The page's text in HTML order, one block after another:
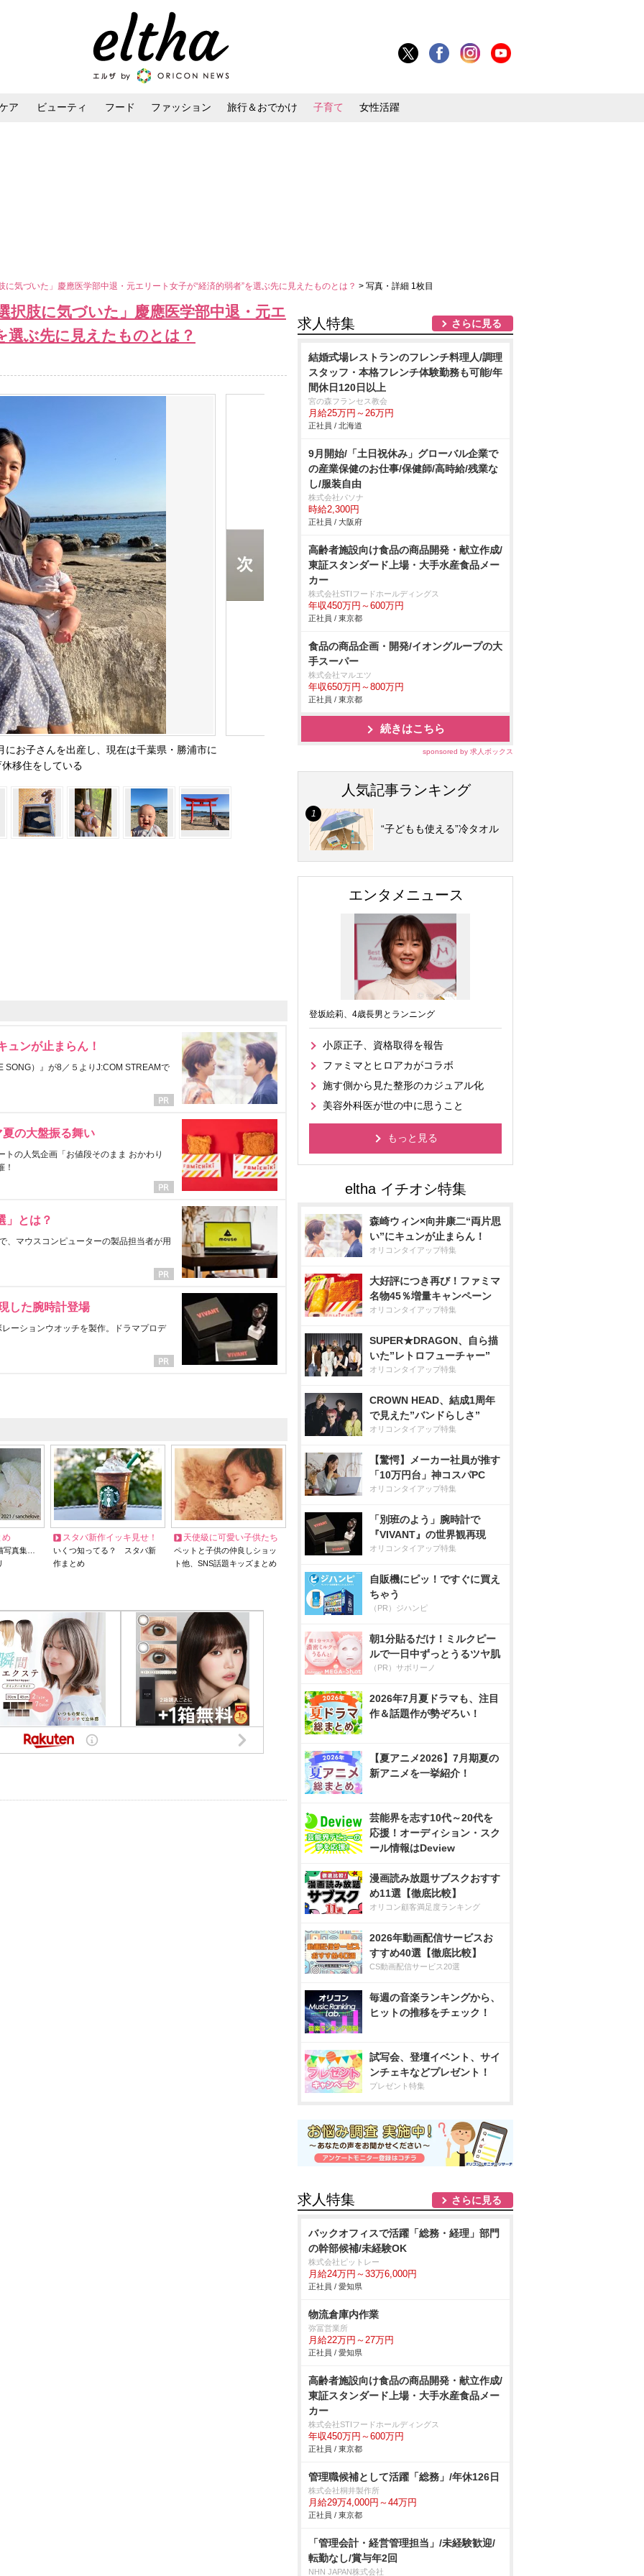
ア ビューティ フード ファッション 旅行＆おでかけ 子育て 女性活躍
に気づいた」慶應医学部中退・元エリート女子が“経済的弱者”を選ぶ先に見えたものとは？ > 写真・詳細 1枚目
択肢に気づいた」慶應医学部中退・元エ
選ぶ先に見えたものとは？
お子さんを出産し、現在は千葉県・勝浦市に
休移住をしている
ュンが止まらん！
SONG）』が8／５よりJ:COM STREAMで
の大盤振る舞い
の人気企画「お値段そのまま おかわり
！
」とは？
、マウスコンピューターの製品担当者が用
した腕時計登場
ーションウオッチを製作。ドラマプロデ
め
写真集…
スタバ新作イッキ見せ！
いくつ知ってる？ スタバ新
作まとめ
天使級に可愛い子供たち
ペットと子供の仲良しショッ
ト他、SNS話題キッズまとめ
求人特集 さらに見る
結婚式場レストランのフレンチ料理人/調理
スタッフ・本格フレンチ体験勤務も可能/年
間休日120日以上
宮の森フランセス教会
月給25万円～26万円
正社員 / 北海道
9月開始/「土日祝休み」グローバル企業で
の産業保健のお仕事/保健師/高時給/残業な
し/服装自由
株式会社パソナ
時給2,300円
正社員 / 大阪府
高齢者施設向け食品の商品開発・献立作成/
東証スタンダード上場・大手水産食品メー
カー
株式会社STIフードホールディングス
年収450万円～600万円
正社員 / 東京都
食品の商品企画・開発/イオングループの大
手スーパー
株式会社マルエツ
年収650万円～800万円
正社員 / 東京都
続きはこちら
sponsored by 求人ボックス
人気記事ランキング
“子どもも使える”冷タオル
エンタメニュース
登坂絵莉、4歳長男とランニング
小原正子、資格取得を報告
ファミマとヒロアカがコラボ
施す側から見た整形のカジュアル化
美容外科医が世の中に思うこと
もっと見る
森崎ウィン×向井康二“両片思
い”にキュンが止まらん！
オリコンタイアップ特集
大好評につき再び！ファミマ
名物45％増量キャンペーン
オリコンタイアップ特集
SUPER★DRAGON、自ら描
いた”レトロフューチャー”
オリコンタイアップ特集
CROWN HEAD、結成1周年
で見えた”バンドらしさ”
オリコンタイアップ特集
【驚愕】メーカー社員が推す
「10万円台」神コスパPC
オリコンタイアップ特集
「別班のよう」腕時計で
『VIVANT』の世界観再現
オリコンタイアップ特集
自販機にピッ！ですぐに買え
ちゃう
（PR）ジハンピ
朝1分貼るだけ！ミルクピー
ルで一日中ずっとうるツヤ肌
（PR）サボリーノ
2026年7月夏ドラマも、注目
作＆話題作が勢ぞろい！
【夏アニメ2026】7月期夏の
新アニメを一挙紹介！
芸能界を志す10代～20代を
応援！オーディション・スク
ール情報はDeview
漫画読み放題サブスクおすす
め11選【徹底比較】
オリコン顧客満足度ランキング
2026年動画配信サービスお
すすめ40選【徹底比較】
CS動画配信サービス20選
毎週の音楽ランキングから、
ヒットの推移をチェック！
試写会、登壇イベント、サイ
ンチェキなどプレゼント！
プレゼント特集
求人特集 さらに見る
バックオフィスで活躍「総務・経理」部門
の幹部候補/未経験OK
株式会社ピットレー
月給24万円～33万6,000円
正社員 / 愛知県
物流倉庫内作業
弥冨営業所
月給22万円～27万円
正社員 / 愛知県
高齢者施設向け食品の商品開発・献立作成/
東証スタンダード上場・大手水産食品メー
カー
株式会社STIフードホールディングス
年収450万円～600万円
正社員 / 東京都
管理職候補として活躍「総務」/年休126日
株式会社桐井製作所
月給29万4,000円～44万円
正社員 / 東京都
「管理会計・経営管理担当」/未経験歓迎/
転勤なし/賞与年2回
NHN JAPAN株式会社